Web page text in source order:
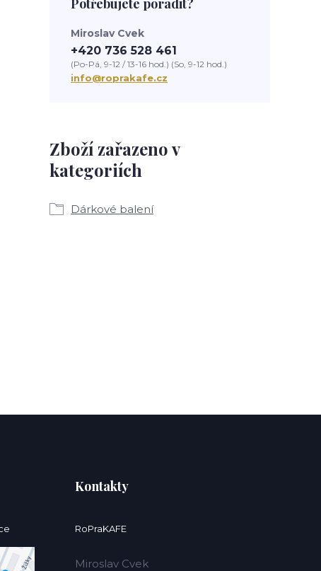
Zboží zařazeno v
kategoriích
Dárkové balení
Potřebujete poradit?
Miroslav Cvek
+420 736 528 461
(Po-Pá, 9-12 / 13-16 hod.) (So, 9-12 hod.)
info@roprakafe.cz
Kontakty
RoPraKAFE
Miroslav Cvek